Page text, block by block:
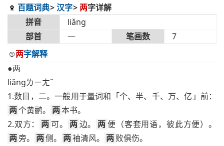
百题词典 汉字 两字详解
拼音
liǎng
部首
一 笔画数
7
两字解释
●两
liǎngㄌㄧㄤˇ
1.数目，二。一般用于量词和「个、半、千、万、亿」前：
两个黄鹂。 两本书。
2.双方：
两 可。 两边。 两便（客套用语，彼此方便）。
两旁。 两侧。 两袖清风。 两败俱伤。